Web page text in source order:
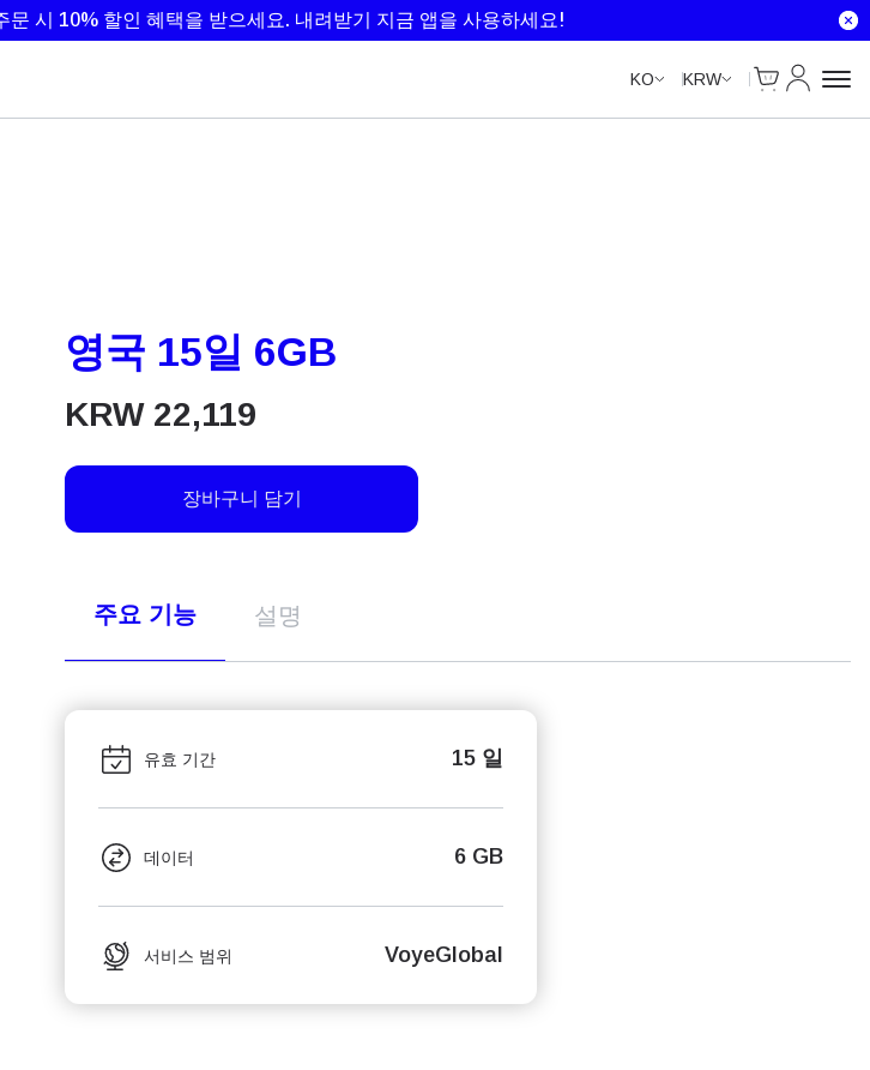
문 시 10% 할인 혜택을 받으세요. 내려받기 지금 앱을 사용하세요!
KO KRW
Cart
내 계정
영국 15일 6GB
KRW22,119
장바구니 담기
주요 기능 설명
유효 기간 15 일
데이터 6 GB
서비스 범위 VoyeGlobal